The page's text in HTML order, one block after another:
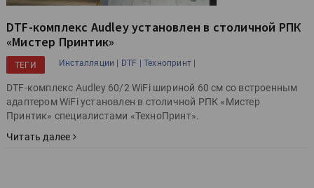
DTF-комплекс Audley установлен в столичной РПК
«Мистер Принтик»
ТЕГИ Инсталляции | DTF | Технопринт |
DTF-комплекс Audley 60/2 WiFi шириной 60 см со встроенным
адаптером WiFi установлен в столичной РПК «Мистер
Принтик» специалистами «ТехноПринт».
Читать далее